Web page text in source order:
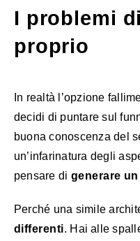
I problemi
proprio
In realtà l’opzione
decidi di puntare sul
buona conoscenza del
un’infarinatura degli
pensare di generare
Perché una simile
differenti. Hai alle